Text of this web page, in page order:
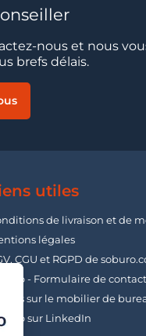
nous et nous
brefs délais.
utiles
de livraison et de
légales
CGU et RGPD de
- Formulaire de contact
sur le mobilier de
sur LinkedIn